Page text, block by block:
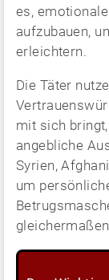
es,
aufzubauen,
erleichtern.
Die Täter
mit sich
angebliche
Syrien,
um